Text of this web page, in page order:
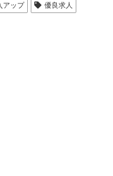
アップ 優良求人